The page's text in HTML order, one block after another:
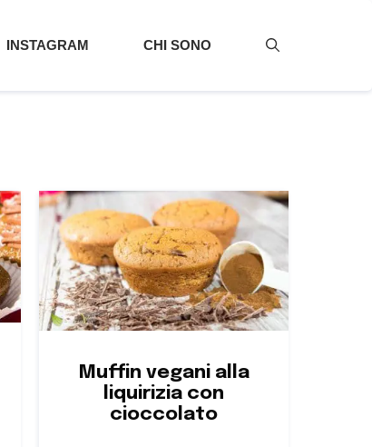
INSTAGRAM CHI SONO
Muffin vegani alla
liquirizia con
cioccolato